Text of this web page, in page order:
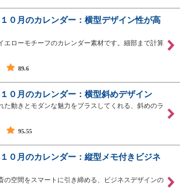
０月のカレンダー：横型デザイン性が高
エローモチーフのカレンダー素材です。細部まで計算
89.6
０月のカレンダー：横型斜めデザイン
た動きとモダンな魅力をプラスしてくれる、斜めのラ
95.55
０月のカレンダー：縦型メモ付きビジネ
の空間をスマートに引き締める、ビジネスデザインの